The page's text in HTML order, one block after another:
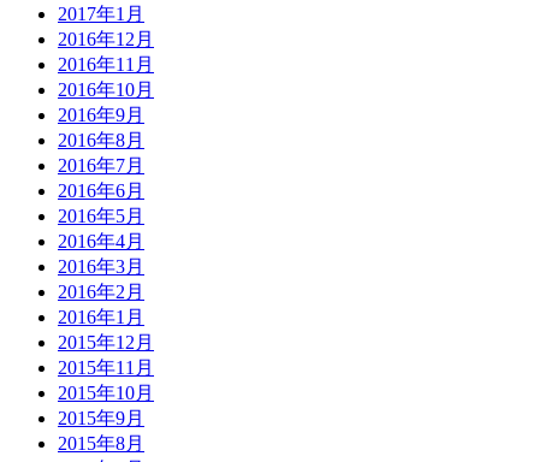
2017年1月
2016年12月
2016年11月
2016年10月
2016年9月
2016年8月
2016年7月
2016年6月
2016年5月
2016年4月
2016年3月
2016年2月
2016年1月
2015年12月
2015年11月
2015年10月
2015年9月
2015年8月